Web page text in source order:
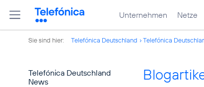
Unternehmen Netze
Sie sind hier: Telefónica Deutschland Telefónica
Telefónica Deutschland
News